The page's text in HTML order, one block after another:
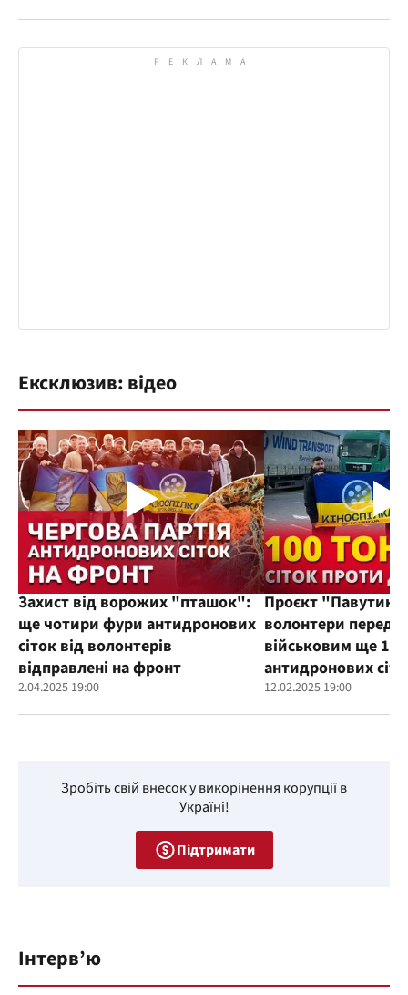
Ексклюзив: відео
Захист від ворожих "пташок":
ще чотири фури антидронових
сіток від волонтерів
відправлені на фронт
2.04.2025 19:00
Проєкт
волонтери
військовим ще
антидронових
12.02.2025 19:00
Зробіть свій внесок у викорінення корупції в
Україні!
Підтримати
Інтерв’ю